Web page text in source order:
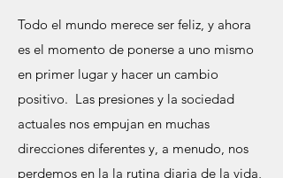
Todo el mundo merece ser feliz, y ahora
es el momento de ponerse a uno mismo
en primer lugar y hacer un cambio
positivo. Las presiones y la sociedad
actuales nos empujan en muchas
direcciones diferentes y, a menudo, nos
perdemos en la la rutina diaria de la vida,